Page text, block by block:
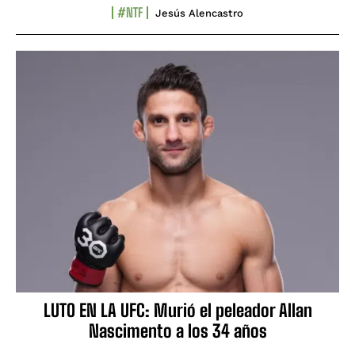
#NTF Jesús Alencastro
LUTO EN LA UFC: Murió el peleador Allan
Nascimento a los 34 años